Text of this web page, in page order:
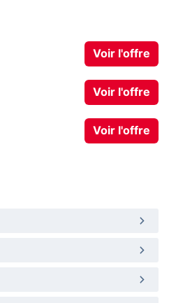
Voir l'offre
Voir l'offre
Voir l'offre